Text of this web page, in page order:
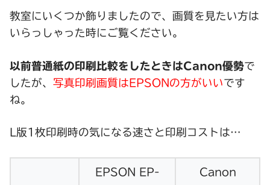
教室にいくつか飾りましたので、画質を見たい方は
いらっしゃった時にご覧ください。
以前普通紙の印刷比較をしたときはCanon優勢で
したが、 写真印刷画質はEPSONの方がいいです
ね。
L版1枚印刷時の気になる速さと印刷コストは…
EPSON EP-
Canon